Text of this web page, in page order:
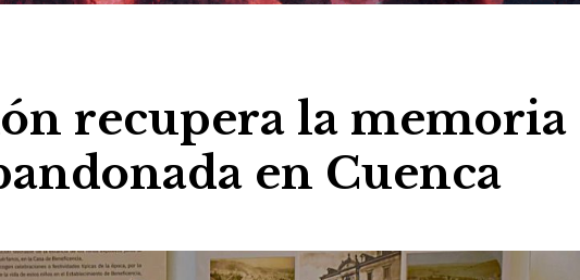
recupera la memoria
en Cuenca